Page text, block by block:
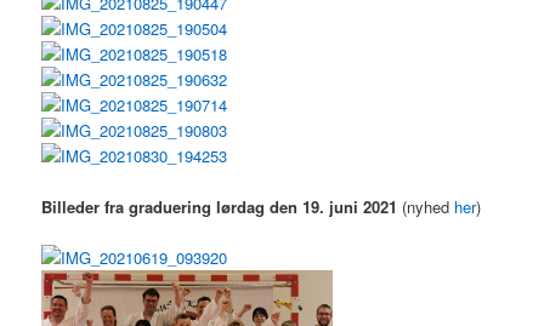
Billeder fra graduering lørdag den 19. juni 2021 (nyhed her)